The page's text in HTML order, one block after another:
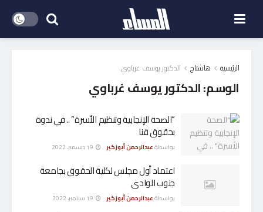
الرئيسية هاشتاج الدكتور يوسف غرباوي
الوسم:الدكتور يوسف غرباوي
“الصحة الإنجابية وتنظيم الأسرة” .. في ندوة
بحقوق قنا
بواسطةعبدالرحمن أبوزكير
اعتماد أول مجلس لكلية الحقوق بجامعة
جنوب الوادى
بواسطةعبدالرحمن أبوزكير